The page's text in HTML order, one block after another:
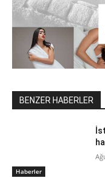
BENZER HABERLER
Haberler